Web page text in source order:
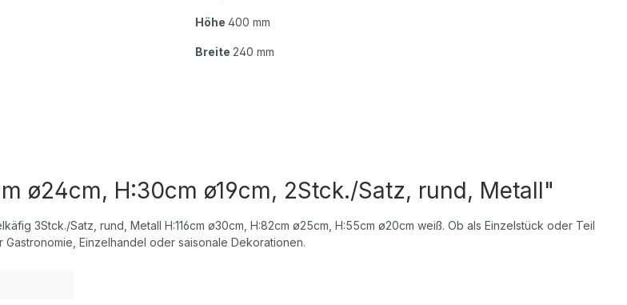
Höhe 400 mm
Breite 240 mm
ø24cm, H:30cm ø19cm, 2Stck./Satz, rund, Metall"
3Stck./Satz, rund, Metall H:116cm ø30cm, H:82cm ø25cm, H:55cm ø20cm weiß. Ob als Einzelstück oder Teil
Einzelhandel oder saisonale Dekorationen.